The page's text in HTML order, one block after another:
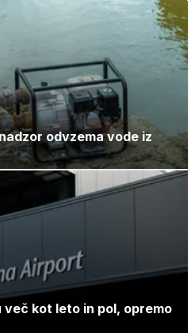
odvzema vode iz
več kot leto in pol, opremo